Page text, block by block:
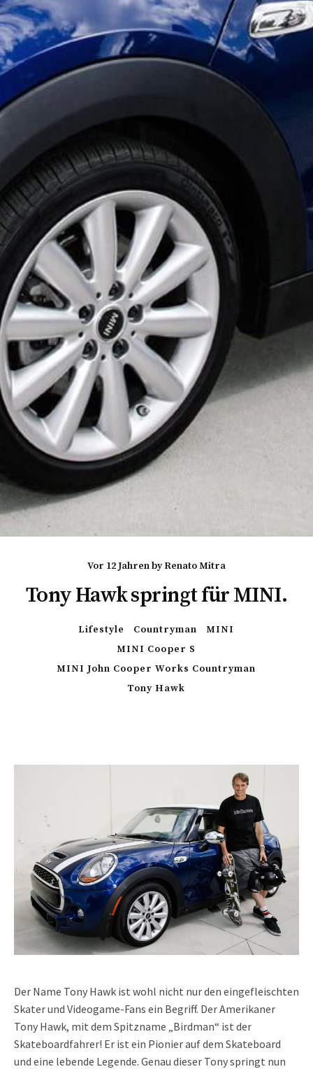
vor 12 JahrenbyRenato Mitra
Tony Hawk springt für MINI.
Lifestyle Countryman
MINI
MINI Cooper S
MINI John Cooper Works Countryman
Tony Hawk
Der Name Tony Hawk ist wohl nicht nur den eingefleischten
Skater und Videogame-Fans ein Begriff. Der Amerikaner
Tony Hawk, mit dem Spitzname „Birdman“ ist der
Skateboardfahrer! Er ist ein Pionier auf dem Skateboard
und eine lebende Legende. Genau dieser Tony springt nun